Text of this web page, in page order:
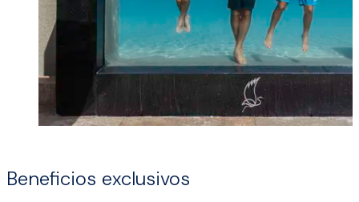
Beneficios exclusivos